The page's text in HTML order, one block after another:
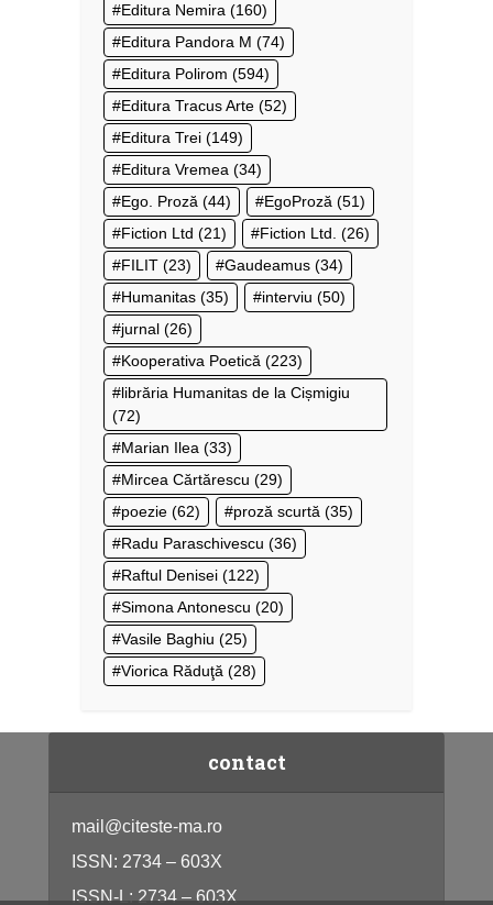
Editura Nemira (160)
Editura Pandora M (74)
Editura Polirom (594)
Editura Tracus Arte (52)
Editura Trei (149)
Editura Vremea (34)
Ego. Proză (44) EgoProză (51)
Fiction Ltd (21) Fiction Ltd. (26)
FILIT (23) Gaudeamus (34)
Humanitas (35) interviu (50)
jurnal (26)
Kooperativa Poetică (223)
librăria Humanitas de la Cișmigiu
(72)
Marian Ilea (33)
Mircea Cărtărescu (29)
poezie (62) proză scurtă (35)
Radu Paraschivescu (36)
Raftul Denisei (122)
Simona Antonescu (20)
Vasile Baghiu (25)
Viorica Răduţă (28)
contact
mail@citeste-ma.ro
ISSN: 2734 – 603X
ISSN-L: 2734 – 603X